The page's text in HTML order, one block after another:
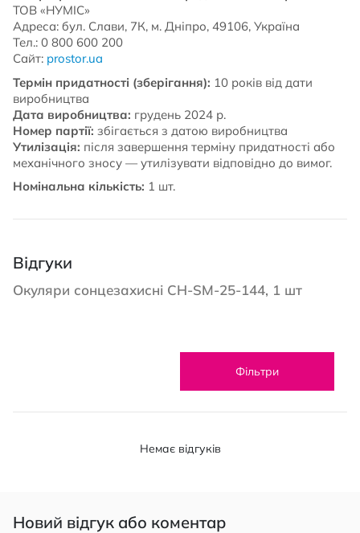
ТОВ «НУМІС»
Адреса: бул. Слави, 7К, м. Дніпро, 49106, Україна
Тел.: 0 800 600 200
Сайт: prostor.ua
Термін придатності (зберігання): 10 років від дати
виробництва
Дата виробництва: грудень 2024 р.
Номер партії: збігається з датою виробництва
Утилізація: після завершення терміну придатності або
механічного зносу — утилізувати відповідно до вимог.
Номінальна кількість: 1 шт.
Відгуки
Окуляри сонцезахисні CH-SM-25-144, 1 шт
Фільтри
Немає відгуків
Новий відгук або коментар